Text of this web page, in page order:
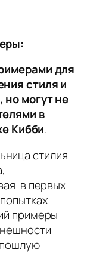
для
стиля и
но могут не
в
Кибби.
стилия
в первых
примеры